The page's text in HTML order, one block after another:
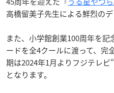
高橋留美子先生による鮮烈のデ
また、小学館創業100周年を
ードを全4クールに渡って、完
期は2024年1月よりフジテレ
となります。